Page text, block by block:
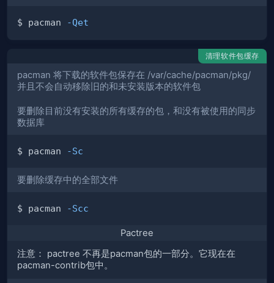
$ pacman -Qet
清理软件包缓存
pacman 将下载的软件包保存在 /var/cache/pacman/pkg/
并且不会自动移除旧的和未安装版本的软件包
要删除目前没有安装的所有缓存的包，和没有被使用的同步
数据库
$ pacman -Sc
要删除缓存中的全部文件
$ pacman -Scc
Pactree
注意： pactree 不再是pacman包的一部分。它现在在
pacman-contrib包中。